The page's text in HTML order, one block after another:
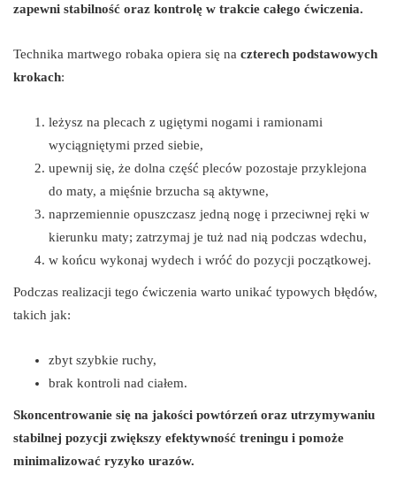
zapewni stabilność oraz kontrolę w trakcie całego ćwiczenia.
Technika martwego robaka opiera się na czterech podstawowych
krokach:
leżysz na plecach z ugiętymi nogami i ramionami
wyciągniętymi przed siebie,
upewnij się, że dolna część pleców pozostaje przyklejona
do maty, a mięśnie brzucha są aktywne,
naprzemiennie opuszczasz jedną nogę i przeciwnej ręki w
kierunku maty; zatrzymaj je tuż nad nią podczas wdechu,
w końcu wykonaj wydech i wróć do pozycji początkowej.
Podczas realizacji tego ćwiczenia warto unikać typowych błędów,
takich jak:
zbyt szybkie ruchy,
brak kontroli nad ciałem.
Skoncentrowanie się na jakości powtórzeń oraz utrzymywaniu
stabilnej pozycji zwiększy efektywność treningu i pomoże
minimalizować ryzyko urazów.